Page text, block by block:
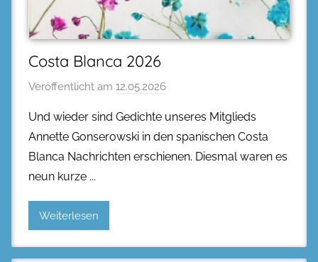
Costa Blanca 2026
Veröffentlicht am 12.05.2026
Und wieder sind Gedichte unseres Mitglieds
Annette Gonserowski in den spanischen Costa
Blanca Nachrichten erschienen. Diesmal waren es
neun kurze
Weiterlesen